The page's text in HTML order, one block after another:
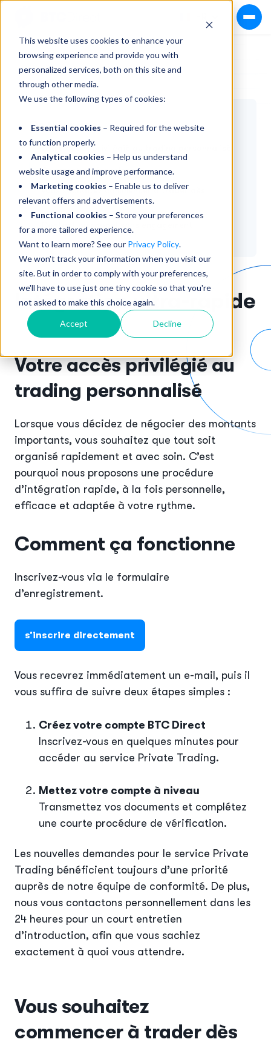
This website uses cookies to enhance your
browsing experience and provide you with
personalized services, both on this site and
through other media.
We use the following types of cookies:
Essential cookies – Required for the website
to function properly.
Analytical cookies – Help us understand
website usage and improve performance.
Marketing cookies – Enable us to deliver
relevant offers and advertisements.
Functional cookies – Store your preferences
for a more tailored experience.
Want to learn more? See our Privacy Policy.
We won't track your information when you visit our
site. But in order to comply with your preferences,
we'll have to use just one tiny cookie so that you're
not asked to make this choice again.
Accept Decline
Private Trading Desk
On this page:
Votre accès privilégié au trading personnalisé
Comment ça fonctionne
Vous souhaitez commencer à trader dès
maintenant ?
Contact ou rappel sans engagement
Intégration ultra-rapide
Votre accès privilégié au
trading personnalisé
Lorsque vous décidez de négocier des montants
importants, vous souhaitez que tout soit
organisé rapidement et avec soin. C’est
pourquoi nous proposons une procédure
d’intégration rapide, à la fois personnelle,
efficace et adaptée à votre rythme.
Comment ça fonctionne
Inscrivez-vous via le formulaire
d’enregistrement.
s’inscrire directement
Vous recevrez immédiatement un e-mail, puis il
vous suffira de suivre deux étapes simples :
Créez votre compte BTC Direct
Inscrivez-vous en quelques minutes pour
accéder au service Private Trading.
Mettez votre compte à niveau
Transmettez vos documents et complétez
une courte procédure de vérification.
Les nouvelles demandes pour le service Private
Trading bénéficient toujours d’une priorité
auprès de notre équipe de conformité. De plus,
nous vous contactons personnellement dans les
24 heures pour un court entretien
d’introduction, afin que vous sachiez
exactement à quoi vous attendre.
Vous souhaitez
commencer à trader dès